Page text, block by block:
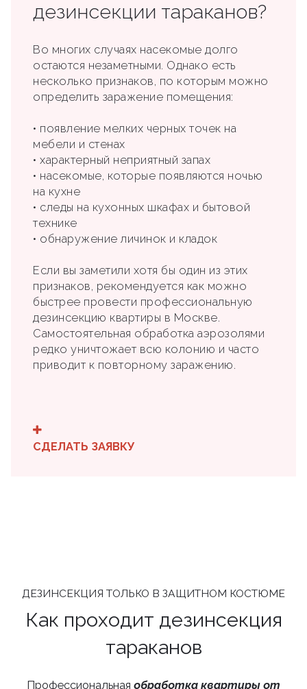
дезинсекции тараканов?
Во многих случаях насекомые долго
остаются незаметными. Однако есть
несколько признаков, по которым можно
определить заражение помещения:
• появление мелких черных точек на
мебели и стенах
• характерный неприятный запах
• насекомые, которые появляются ночью
на кухне
• следы на кухонных шкафах и бытовой
технике
• обнаружение личинок и кладок
Если вы заметили хотя бы один из этих
признаков, рекомендуется как можно
быстрее провести профессиональную
дезинсекцию квартиры в Москве.
Самостоятельная обработка аэрозолями
редко уничтожает всю колонию и часто
приводит к повторному заражению.
СДЕЛАТЬ ЗАЯВКУ
ДЕЗИНСЕКЦИЯ ТОЛЬКО В ЗАЩИТНОМ КОСТЮМЕ
Как проходит дезинсекция
тараканов
Профессиональная обработка квартиры от